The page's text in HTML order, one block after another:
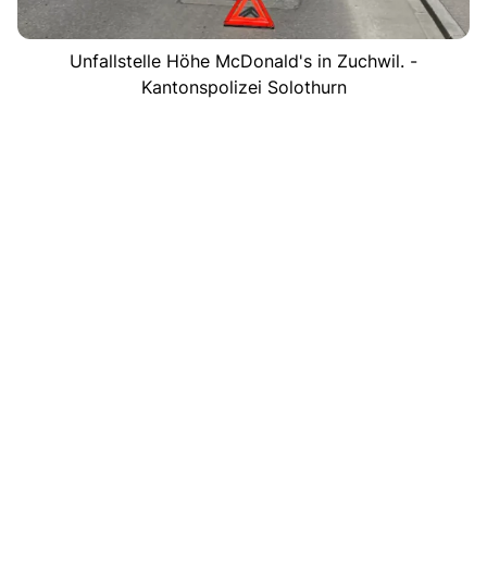
Unfallstelle Höhe McDonald's in Zuchwil. -
Kantonspolizei Solothurn